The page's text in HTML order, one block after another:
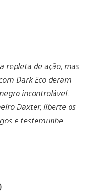
repleta de ação, mas
Dark Eco deram
incontrolável.
Daxter, liberte os
e testemunhe